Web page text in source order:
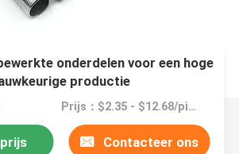
onderdelen voor een hoge
productie
Prijs：$2.35 - $12.68/pieces
Contacteer ons